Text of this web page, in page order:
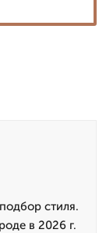
стиля.
в 2026 г.